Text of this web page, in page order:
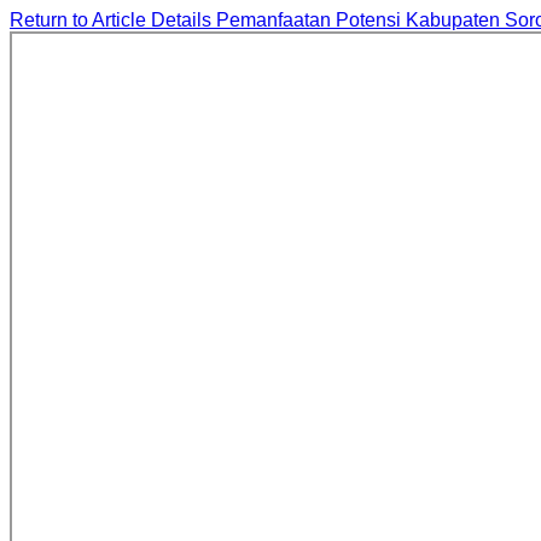
Return to Article Details Pemanfaatan Potensi Kabupaten